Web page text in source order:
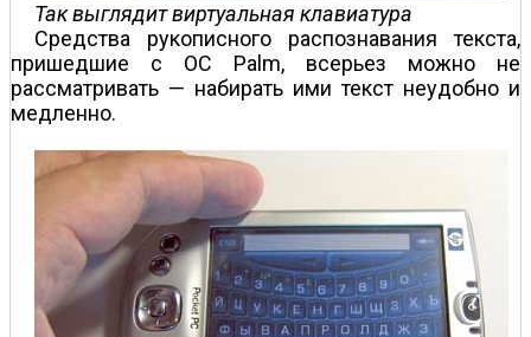
Так выглядит виртуальная клавиатура
Средства рукописного распознавания текста,
пришедшие с OC Palm, всерьез можно не
рассматривать — набирать ими текст неудобно и
медленно.